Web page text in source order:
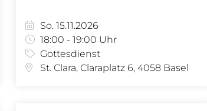
So. 15.11.2026
18:00 - 19:00 Uhr
Gottesdienst
St. Clara, Claraplatz 6, 4058 Basel